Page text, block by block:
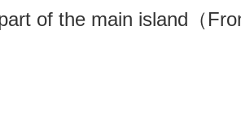
of the main island（